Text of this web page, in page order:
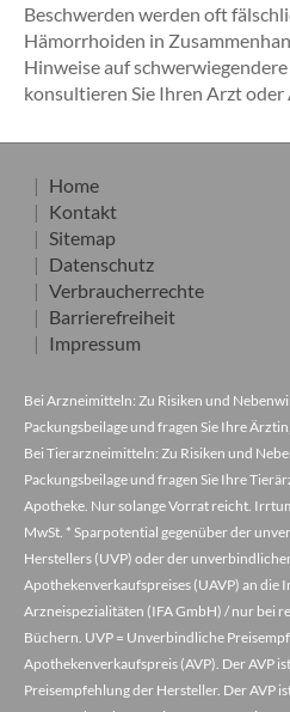
Beschwerden werden oft
Hämorrhoiden in
Hinweise auf
konsultieren Sie Ihren Arzt
Home
Kontakt
Sitemap
Datenschutz
Verbraucherrechte
Barrierefreiheit
Impressum
Bei Arzneimitteln: Zu Risiken und
Packungsbeilage und fragen Sie Ihre
Bei Tierarzneimitteln: Zu Risiken und
Packungsbeilage und fragen Sie Ihre
Apotheke. Nur solange Vorrat reicht.
MwSt. * Sparpotential gegenüber der
Herstellers (UVP) oder der
Apothekenverkaufspreises (UAVP) an die
Arzneispezialitäten (IFA GmbH) / nur bei
Büchern. UVP = Unverbindliche
Apothekenverkaufspreis (AVP). Der AVP
Preisempfehlung der Hersteller. Der AVP